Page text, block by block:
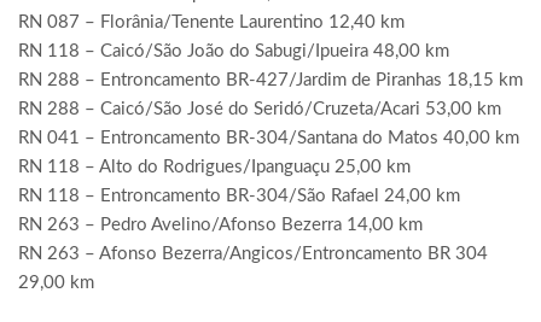
RN 087 – Florânia/Tenente Laurentino 12,40 km
RN 118 – Caicó/São João do Sabugi/Ipueira 48,00 km
RN 288 – Entroncamento BR-427/Jardim de Piranhas 18,15 km
RN 288 – Caicó/São José do Seridó/Cruzeta/Acari 53,00 km
RN 041 – Entroncamento BR-304/Santana do Matos 40,00 km
RN 118 – Alto do Rodrigues/Ipanguaçu 25,00 km
RN 118 – Entroncamento BR-304/São Rafael 24,00 km
RN 263 – Pedro Avelino/Afonso Bezerra 14,00 km
RN 263 – Afonso Bezerra/Angicos/Entroncamento BR 304
29,00 km